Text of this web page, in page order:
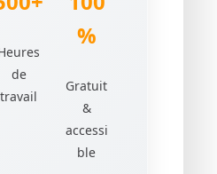
de
travail
%
Gratuit
&
accessi
ble